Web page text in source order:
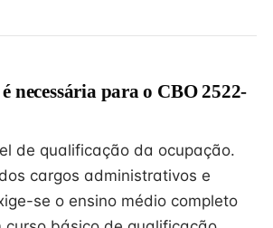
necessária para o CBO 2522-
de qualificação da ocupação.
cargos administrativos e
se o ensino médio completo